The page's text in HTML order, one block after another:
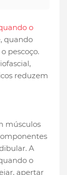
o
quando
pescoço.
reduzem
músculos
A
o
apertar